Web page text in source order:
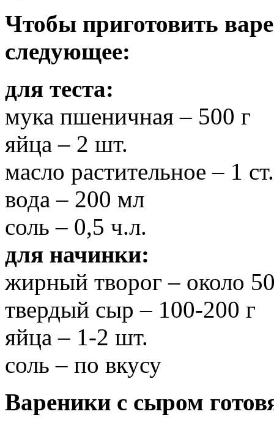
Чтобы приготовить
следующее:
для теста:
мука пшеничная – 500 г
яйца – 2 шт.
масло растительное – 1
вода – 200 мл
соль – 0,5 ч.л.
для начинки:
жирный творог – около
твердый сыр – 100-200 г
яйца – 1-2 шт.
соль – по вкусу
Вареники с сыром